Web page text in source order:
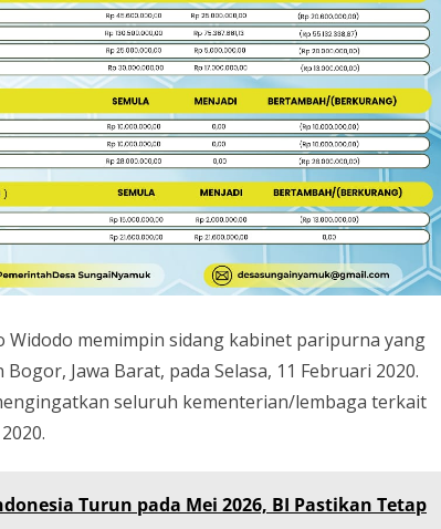
Widodo memimpin sidang kabinet paripurna yang
Jawa Barat, pada Selasa, 11 Februari 2020.
seluruh kementerian/lembaga terkait
Turun pada Mei 2026, BI Pastikan Tetap